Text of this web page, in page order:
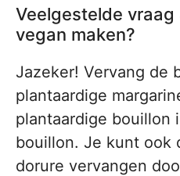
Veelgestelde
vegan maken?
Jazeker! Vervang de
plantaardige
plantaardige bouillon
bouillon. Je kunt ook
dorure vervangen